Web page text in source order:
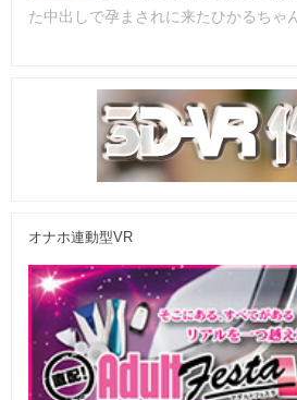
た中出しで孕まされに来たひかるちゃ
オナホ連動型VR